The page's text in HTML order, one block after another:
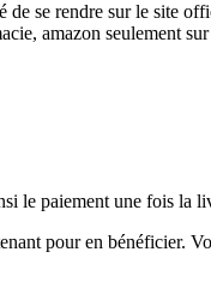
se rendre sur le site
amazon seulement
le paiement une fois la
pour en bénéficier.